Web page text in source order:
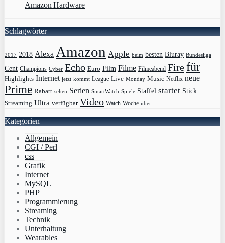
Amazon Hardware
Schlagwörter
2017 2018 Alexa Amazon Apple beim besten Bluray Bundesliga
Cent Champions Cyber Echo Euro Film Filme Filmeabend Firefür
Highlights Internet jetzt kommt League Live Monday Music Netflix neue
Prime Rabatt sehen Serien SmartWatch Spiele Staffel startet Stick
Streaming Ultra verfügbar Video Watch Woche über
Kategorien
Allgemein
CGI / Perl
css
Grafik
Internet
MySQL
PHP
Programmierung
Streaming
Technik
Unterhaltung
Wearables